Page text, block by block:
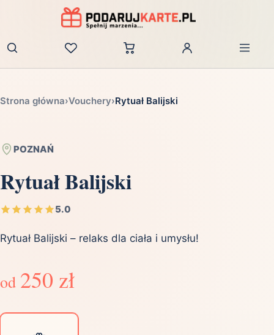
Zaloguj
Strona główna›Vouchery›Rytuał Balijski
POZNAŃ
Rytuał Balijski
5.0
Rytuał Balijski – relaks dla ciała i umysłu!
od 250 zł